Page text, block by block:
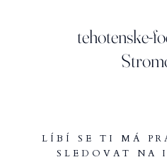
tehotenske-
LÍBÍ SE TI MÁ
SLEDOVAT NA